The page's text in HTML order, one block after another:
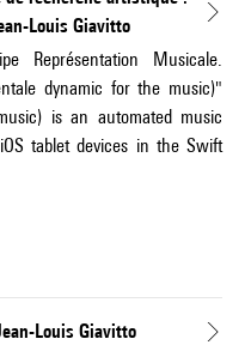
Louis Giavitto
Représentation Musicale.
dynamic for the music)"
is an automated music
tablet devices in the Swift
Louis Giavitto